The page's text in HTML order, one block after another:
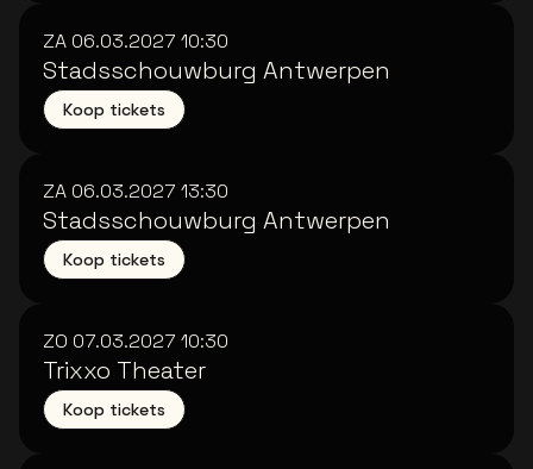
ZA 06.03.2027 10:30
Stadsschouwburg Antwerpen
Koop tickets
ZA 06.03.2027 13:30
Stadsschouwburg Antwerpen
Koop tickets
ZO 07.03.2027 10:30
Trixxo Theater
Koop tickets